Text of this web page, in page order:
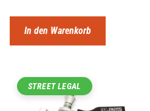
In den Warenkorb
STREET LEGAL